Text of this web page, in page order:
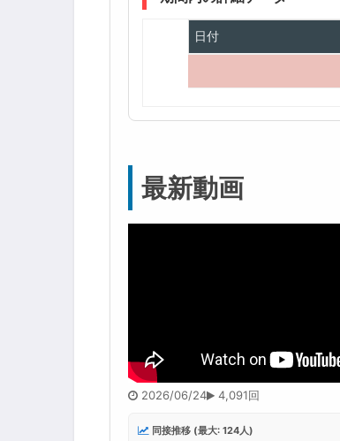
日付
最新動画
2026/06/24 4,091回
同接推移 (最大: 124人)